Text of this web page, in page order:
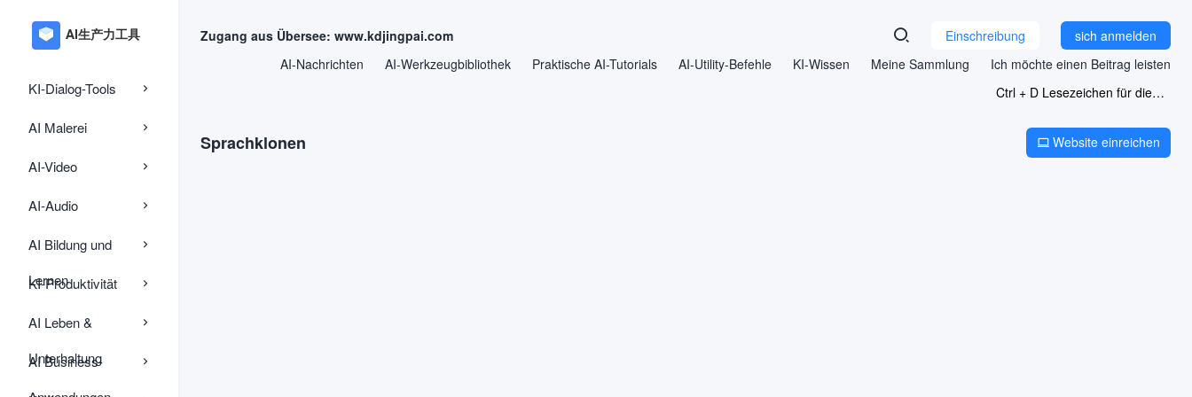
KI-Dialog-Tools
AI Malerei
AI-Video
AI-Audio
AI Bildung und
Lernen
KI-Produktivität
AI Leben &
Unterhaltung
AI Business-
Zugang aus Übersee: www.kdjingpai.com sich anmelden
Einschreibung
AI-Nachrichten
AI-Werkzeugbibliothek Praktische AI-Tutorials AI-Utility-Befehle KI-Wissen Meine Sammlung
Ich möchte einen Beitrag leisten
Ctrl + D Lesezeichen für diese Seite
Sprachklonen  Website einreichen